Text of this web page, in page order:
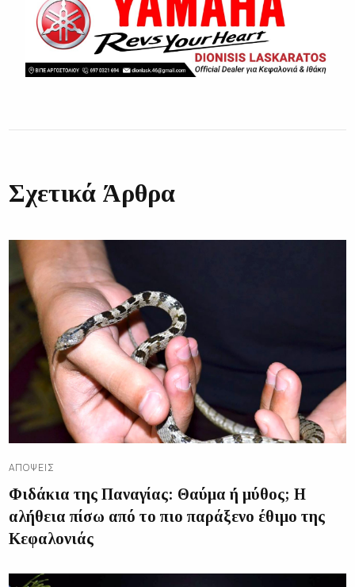
Σχετικά Άρθρα
ΑΠΌΨΕΙΣ
Φιδάκια της Παναγίας: Θαύμα ή μύθος; Η
αλήθεια πίσω από το πιο παράξενο έθιμο της
Κεφαλονιάς